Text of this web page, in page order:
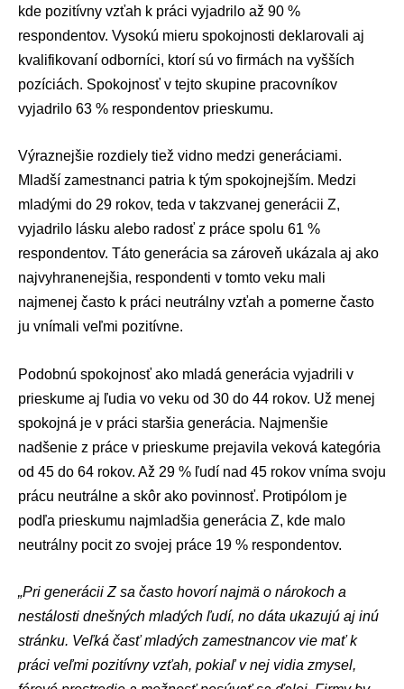
kde pozitívny vzťah k práci vyjadrilo až 90 %
respondentov. Vysokú mieru spokojnosti deklarovali aj
kvalifikovaní odborníci, ktorí sú vo firmách na vyšších
pozíciách. Spokojnosť v tejto skupine pracovníkov
vyjadrilo 63 % respondentov prieskumu.
Výraznejšie rozdiely tiež vidno medzi generáciami.
Mladší zamestnanci patria k tým spokojnejším. Medzi
mladými do 29 rokov, teda v takzvanej generácii Z,
vyjadrilo lásku alebo radosť z práce spolu 61 %
respondentov. Táto generácia sa zároveň ukázala aj ako
najvyhranenejšia, respondenti v tomto veku mali
najmenej často k práci neutrálny vzťah a pomerne často
ju vnímali veľmi pozitívne.
Podobnú spokojnosť ako mladá generácia vyjadrili v
prieskume aj ľudia vo veku od 30 do 44 rokov. Už menej
spokojná je v práci staršia generácia. Najmenšie
nadšenie z práce v prieskume prejavila veková kategória
od 45 do 64 rokov. Až 29 % ľudí nad 45 rokov vníma svoju
prácu neutrálne a skôr ako povinnosť. Protipólom je
podľa prieskumu najmladšia generácia Z, kde malo
neutrálny pocit zo svojej práce 19 % respondentov.
„Pri generácii Z sa často hovorí najmä o nárokoch a
nestálosti dnešných mladých ľudí, no dáta ukazujú aj inú
stránku. Veľká časť mladých zamestnancov vie mať k
práci veľmi pozitívny vzťah, pokiaľ v nej vidia zmysel,